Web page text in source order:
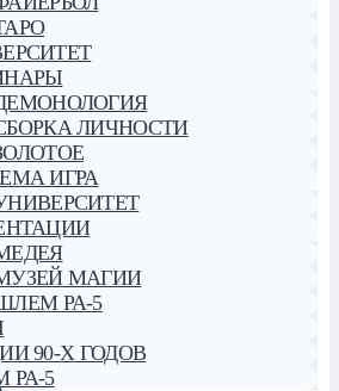
ЛИЧНОСТИ
ИГРА
МАГИИ
РА-5
90-Х ГОДОВ
РА-5